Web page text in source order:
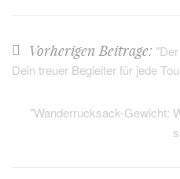
Vorherigen Beitrage:
Dein treuer Begleiter für jede
"Wanderrucksack-Gewicht: